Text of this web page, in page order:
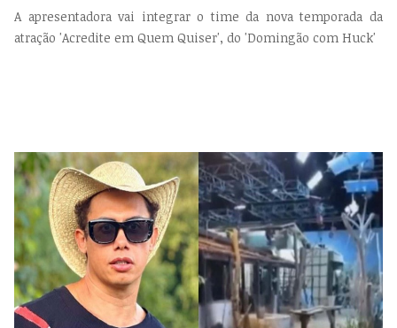
A apresentadora vai integrar o time da nova temporada da
atração 'Acredite em Quem Quiser', do 'Domingão com Huck'